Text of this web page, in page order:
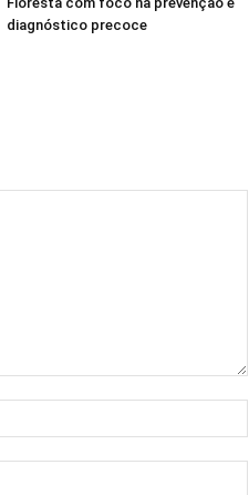
diagnóstico precoce